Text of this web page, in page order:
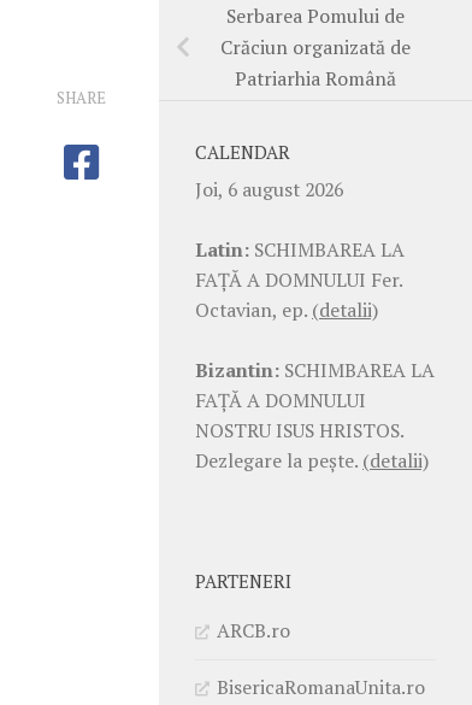
SHARE
Serbarea Pomului de
Crăciun organizată de
Patriarhia Română
CALENDAR
Joi, 6 august 2026
Latin: SCHIMBAREA LA
FAŢĂ A DOMNULUI Fer.
Octavian, ep. (detalii)
Bizantin: SCHIMBAREA LA
FAŢĂ A DOMNULUI
NOSTRU ISUS HRISTOS.
Dezlegare la pește. (detalii)
PARTENERI
ARCB.ro
BisericaRomanaUnita.ro